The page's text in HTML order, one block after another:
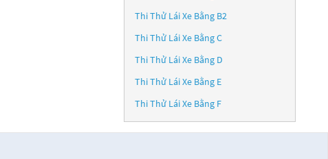
Thi Thử Lái Xe Bằng B2
Thi Thử Lái Xe Bằng C
Thi Thử Lái Xe Bằng D
Thi Thử Lái Xe Bằng E
Thi Thử Lái Xe Bằng F